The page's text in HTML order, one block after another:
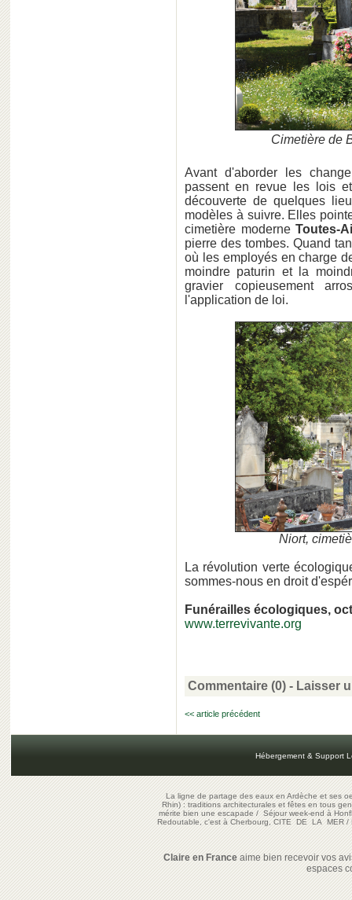
Cimetière de
Avant d'aborder les
passent en revue les lois
découverte de quelques
modèles à suivre. Elles
cimetière moderneToutes-
pierre des tombes. Quand
où les employés en charge
moindre paturin et la
gravier copieusement
l'application de loi.
Niort,
La révolution verte
sommes-nous en droit
Funérailles écologiques,
www.terrevivante.org
Commentaire (0) - Laisser
<< article précédent
Hébergement & Support
La ligne de partage des eaux en Ardèche et ses
Rhin) : traditions architecturales et fêtes en tous
mérite bien une escapade/Séjour week-end à
Redoutable, c'est à Cherbourg, CITE DE LA MER/
Claire en Franceaime bien recevoir vos
espaces